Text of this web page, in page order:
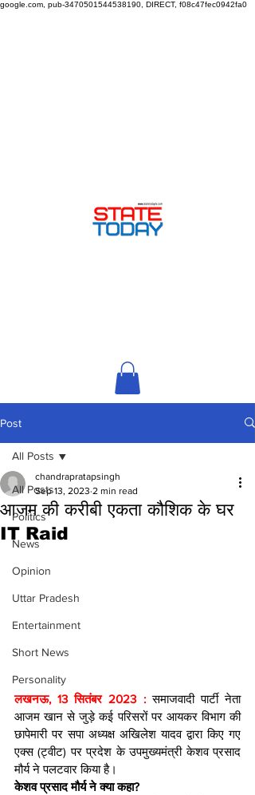
google.com, pub-3470501544538190, DIRECT, f08c47fec0942fa0
Post
All Posts
Politics
News
Opinion
Uttar Pradesh
Entertainment
Short News
Personality
All Posts
आजम की करीबी एकता कौशिक के घर
IT Raid
chandrapratapsingh
Sep 13, 2023 2 min read
लखनऊ, 13 सितंबर 2023 : समाजवादी पार्टी नेता
आजम खान से जुड़े कई परिसरों पर आयकर व‍िभाग की
छापेमारी पर सपा अध्‍यक्ष अखिलेश यादव द्वारा किए गए
एक्‍स (ट्वीट) पर प्रदेश के उपमुख्यमंत्री केशव प्रसाद
मौर्य ने पलटवार क‍िया है।
केशव प्रसाद मौर्य ने क्‍या कहा?